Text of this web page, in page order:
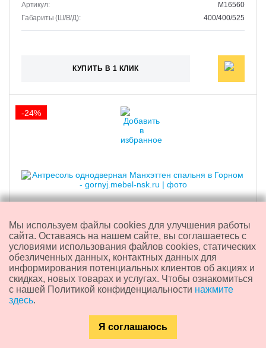
Артикул:
M16560
Габариты (Ш/В/Д):
400/400/525
КУПИТЬ В 1 КЛИК
Антресоль однодверная "Манхэттен" спальня
3 810 ₽
2 910₽
-24%
Каталог Контакты
Мы используем файлы cookies для улучшения работы
сайта. Оставаясь на нашем сайте, вы соглашаетесь с
условиями использования файлов cookies, статических
обезличенных данных, контактных данных для
информирования потенциальных клиентов об акциях и
скидках, новых товарах и услугах. Чтобы ознакомиться
с нашей Политикой конфиденциальности нажмите
здесь.
Я соглашаюсь